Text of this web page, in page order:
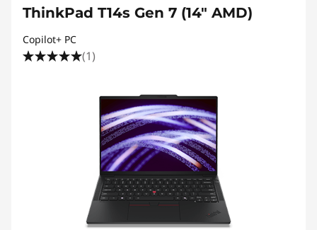
ThinkPad T14s Gen 7 (14" AMD)
Copilot+ PC
(1)